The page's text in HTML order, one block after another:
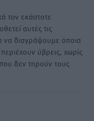
τον εκάστοτε
αυτές τις
να διαγράψουμε όποια
ύβρεις, χωρίς
δεν τηρούν τους